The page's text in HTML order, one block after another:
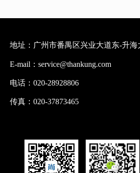
地址：广州市番禺区兴业大道东-升海
E-mail：service@thankung.com
电话：020-28928806
传真：020-37873465